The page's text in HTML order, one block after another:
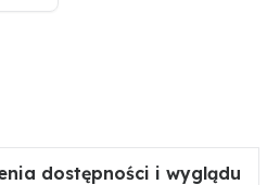
dostępności i wyglądu